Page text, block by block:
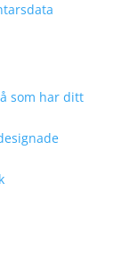
som har ditt